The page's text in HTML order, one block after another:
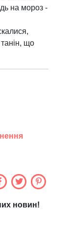
на мороз -
що
новин!